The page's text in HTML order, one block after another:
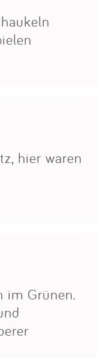
hier waren
im Grünen.